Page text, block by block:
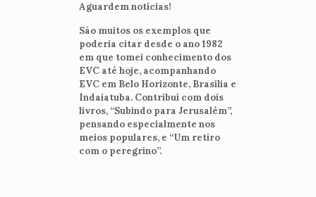
Aguardem notícias!
São muitos os exemplos que
poderia citar desde o ano 1982
em que tomei conhecimento dos
EVC até hoje, acompanhando
EVC em Belo Horizonte, Brasília e
Indaiatuba. Contribui com dois
livros, “Subindo para Jerusalém”,
pensando especialmente nos
meios populares, e “Um retiro
com o peregrino”.